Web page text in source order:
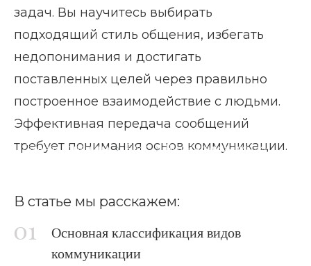
Главная страница Блог Виды коммуникации
задач. Вы научитесь выбирать
подходящий стиль общения, избегать
недопонимания и достигать
поставленных целей через правильно
построенное взаимодействие с людьми.
Эффективная передача сообщений
требует понимания основ коммуникации.
В статье мы расскажем:
Основная классификация видов
коммуникации